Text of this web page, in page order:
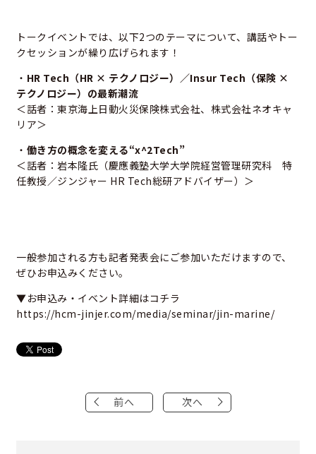
トークイベントでは、以下2つのテーマについて、講話やトー
クセッションが繰り広げられます！
・ HR Tech（HR × テクノロジー）／Insur Tech（保険 ×
テクノロジー）の最新潮流
＜話者：東京海上日動火災保険株式会社、株式会社ネオキャ
リア＞
・ 働き方の概念を変える“x^2Tech”
＜話者：岩本隆氏（慶應義塾大学大学院経営管理研究科 特
任教授／ジンジャー HR Tech総研アドバイザー）＞
一般参加される方も記者発表会にご参加いただけますので、
ぜひお申込みください。
▼お申込み・イベント詳細はコチラ
https://hcm-jinjer.com/media/seminar/jin-marine/
前へ 次へ